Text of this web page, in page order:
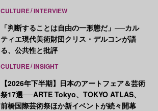
CULTURE INTERVIEW
「判断することは自由の一形態だ」──カル
ティエ現代美術財団クリス・デルコンが語
る、公共性と批評
CULTURE INSIGHT
【2026年下半期】日本のアートフェア＆芸術
祭17選──ARTE Tokyo、TOKYO ATLAS、
前橋国際芸術祭ほか新イベントが続々開幕